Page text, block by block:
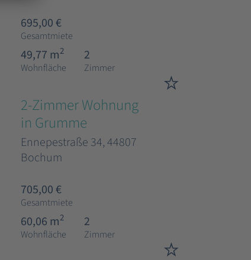
695,00 €
Gesamtmiete
49,77 m2
Wohnfläche
2
Zimmer
2-Zimmer Wohnung
in Grumme
Ennepestraße 34, 44807
Bochum
705,00 €
Gesamtmiete
60,06 m2
Wohnfläche
2
Zimmer